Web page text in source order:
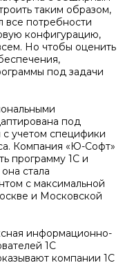
таким образом,
все потребности
конфигурацию,
Но чтобы оценить
под задачи
под
учетом специфики
Компания «Ю-Софт»
программу 1С и
стала
с максимальной
и Московской
информационно-
1С
компании 1С